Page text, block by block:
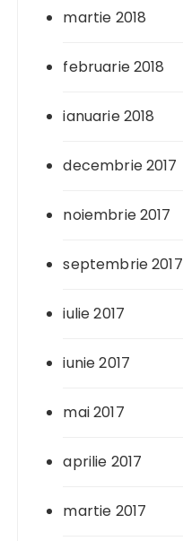
martie 2018
februarie 2018
ianuarie 2018
decembrie 2017
noiembrie 2017
septembrie 2017
iulie 2017
iunie 2017
mai 2017
aprilie 2017
martie 2017